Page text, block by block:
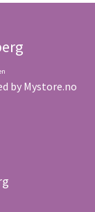
by Mystore.no